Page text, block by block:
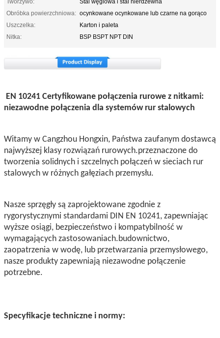
Tworzywo:
Stal węglowa i stal nierdzewna
Obróbka powierzchniowa: ocynkowane ocynkowane lub czarne na gorąco
Uszczelka:
Karton i paleta
Nitka:
BSP BSPT NPT DIN
EN 10241 Certyfikowane połączenia rurowe z nitkami:
niezawodne połączenia dla systemów rur stalowych
Witamy w Cangzhou Hongxin, Państwa zaufanym dostawcą
najwyższej klasy rozwiązań rurowych.przeznaczone do
tworzenia solidnych i szczelnych połączeń w sieciach rur
stalowych w różnych gałęziach przemysłu.
Nasze sprzęgły są zaprojektowane zgodnie z
rygorystycznymi standardami DIN EN 10241, zapewniając
wyższe osiągi, bezpieczeństwo i kompatybilność w
wymagających zastosowaniach.budownictwo,
zaopatrzenia w wodę, lub przetwarzania przemysłowego,
nasze produkty zapewniają niezawodne połączenie
potrzebne.
Specyfikacje techniczne i normy: